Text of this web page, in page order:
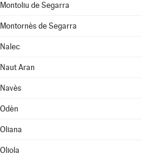
Montoliu de Segarra
Montornès de Segarra
Nalec
Naut Aran
Navès
Odèn
Oliana
Oliola